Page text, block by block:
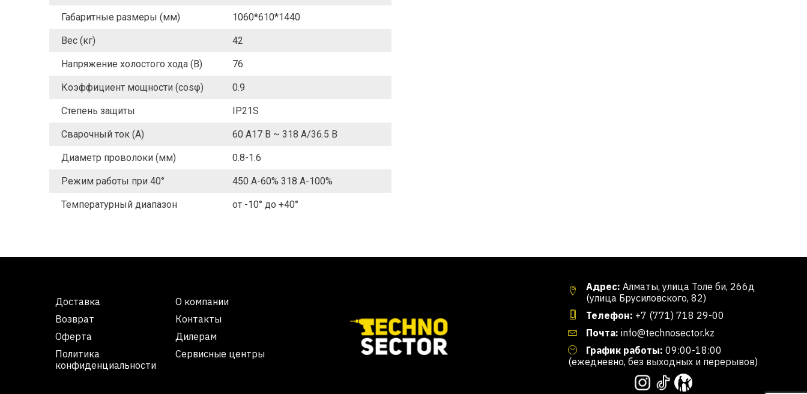
Габаритные размеры (мм) 1060*610*1440
Вес (кг) 42
Напряжение холостого хода (В) 76
Коэффициент мощности (cosφ) 0.9
Степень защиты IP21S
Сварочный ток (А) 60 А17 В ~ 318 А/36.5 В
Диаметр проволоки (мм) 0.8-1.6
Режим работы при 40° 450 А-60% 318 А-100%
Температурный диапазон от -10° до +40°
Доставка
О компании
Возврат
Контакты
Оферта
Дилерам
Политика
конфиденциальности
Сервисные центры
Адрес: Алматы, улица Толе би, 266д
(улица Брусиловского, 82)
Телефон: +7 (771) 718 29-00
Почта: info@technosector.kz
График работы: 09:00-18:00
(ежедневно, без выходных и перерывов)